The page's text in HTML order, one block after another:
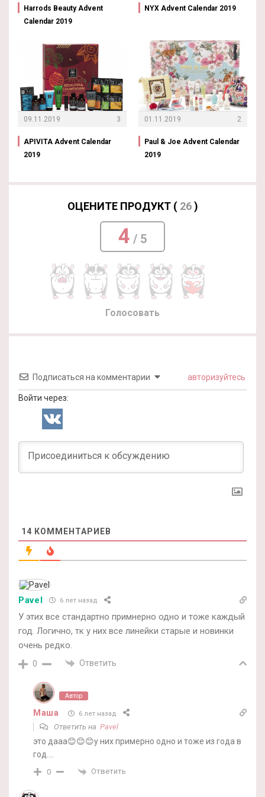
Harrods Beauty Advent
Calendar 2019
09.11.2019 3
APIVITA Advent Calendar
2019
NYX Advent Calendar 2019
01.11.2019 2
Paul & Joe Advent Calendar
2019
ОЦЕНИТЕ ПРОДУКТ ( 26)
4 / 5
Голосовать
Подписаться на комментарии авторизуйтесь
Войти через:
14 КОММЕНТАРИЕВ
Pavel 6 лет назад
У этих все стандартно примнерно одно и тоже каждый
год. Логично, тк у них все линейки старые и новинки
очень редко.
0 Ответить
Автор
Маша 6 лет назад
Ответить на Pavel
это дааа😊😊😊у них примерно одно и тоже из года в
год….
0 Ответить